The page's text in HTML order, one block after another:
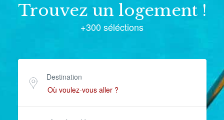
Trouvez un logement !
+300 séléctions
Destination